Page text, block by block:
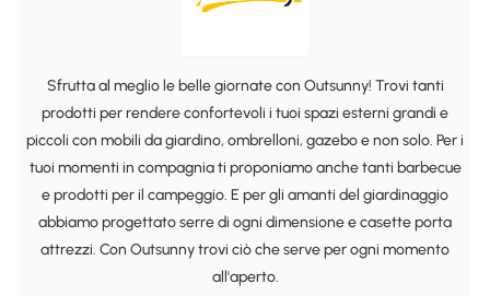
Sfrutta al meglio le belle giornate con Outsunny! Trovi tanti
prodotti per rendere confortevoli i tuoi spazi esterni grandi e
piccoli con mobili da giardino, ombrelloni, gazebo e non solo. Per i
tuoi momenti in compagnia ti proponiamo anche tanti barbecue
e prodotti per il campeggio. E per gli amanti del giardinaggio
abbiamo progettato serre di ogni dimensione e casette porta
attrezzi. Con Outsunny trovi ciò che serve per ogni momento
all'aperto.